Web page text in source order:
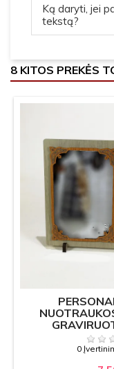
Ką daryti, jei
tekstą?
8 KITOS PREKĖS
0